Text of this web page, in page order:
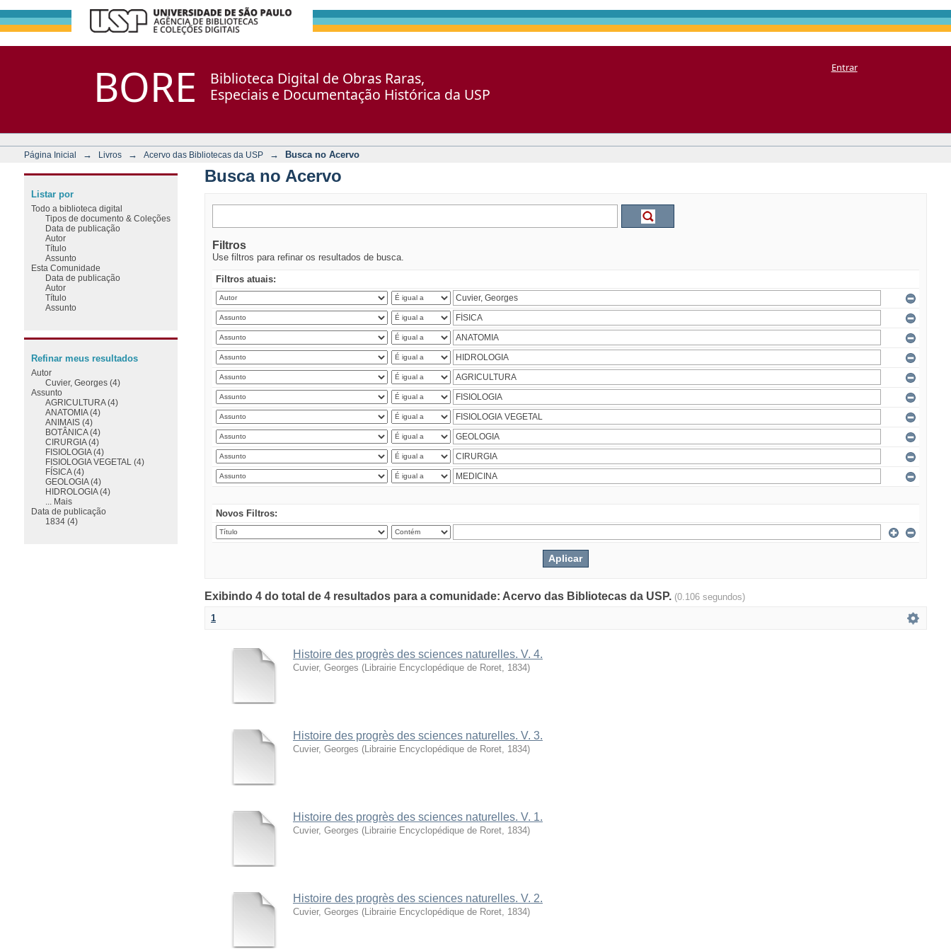
BORE
Biblioteca Digital de Obras Raras,
Especiais e Documentação Histórica da USP
Entrar
Página Inicial → Livros → Acervo das Bibliotecas da USP → Busca no Acervo
Busca no Acervo
Filtros
Use filtros para refinar os resultados de busca.
Filtros atuais:
Novos Filtros:
Exibindo 4 do total de 4 resultados para a comunidade: Acervo das Bibliotecas da USP. (0.106 segundos)
1
Histoire des progrès des sciences naturelles. V. 4.
Cuvier, Georges (Librairie Encyclopédique de Roret, 1834)
Histoire des progrès des sciences naturelles. V. 3.
Cuvier, Georges (Librairie Encyclopédique de Roret, 1834)
Histoire des progrès des sciences naturelles. V. 1.
Cuvier, Georges (Librairie Encyclopédique de Roret, 1834)
Histoire des progrès des sciences naturelles. V. 2.
Cuvier, Georges (Librairie Encyclopédique de Roret, 1834)
Listar por
Todo a biblioteca digital
Tipos de documento & Coleções
Data de publicação
Autor
Título
Assunto
Esta Comunidade
Data de publicação
Autor
Título
Assunto
Refinar meus resultados
Autor
Cuvier, Georges (4)
Assunto
AGRICULTURA (4)
ANATOMIA (4)
ANIMAIS (4)
BOTÂNICA (4)
CIRURGIA (4)
FISIOLOGIA (4)
FISIOLOGIA VEGETAL (4)
FÍSICA (4)
GEOLOGIA (4)
HIDROLOGIA (4)
... Mais
Data de publicação
1834 (4)